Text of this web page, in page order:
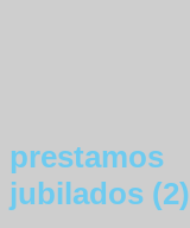
prestamos
jubilados (2)